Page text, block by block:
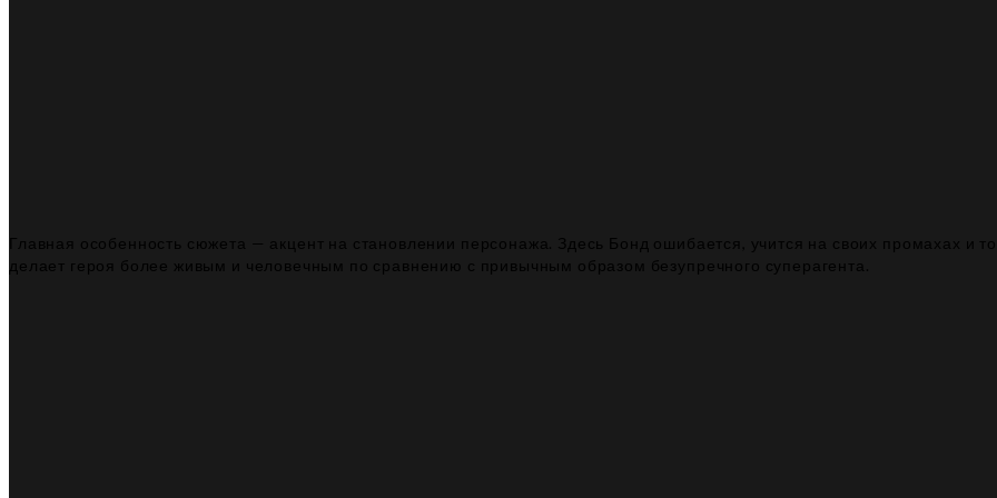
Главная особенность сюжета — акцент на становлении персонажа. Здесь Бонд ошибается, учится на своих промахах и
делает героя более живым и человечным по сравнению с привычным образом безупречного суперагента.